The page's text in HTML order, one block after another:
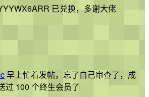
已兑换，多谢大佬
早上忙着发帖，忘了自己审查了，成
过 100 个终生会员了